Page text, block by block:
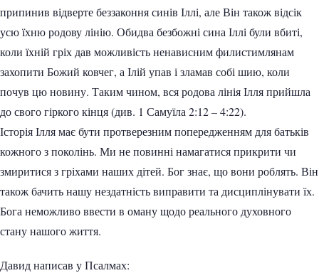
припинив відверте беззаконня синів Іллі, але Він також відсік
усю їхню родову лінію. Обидва безбожні сина Іллі були вбиті,
коли їхній гріх дав можливість ненависним филистимлянам
захопити Божий ковчег, а Ілій упав і зламав собі шию, коли
почув цю новину. Таким чином, вся родова лінія Ілля прийшла
до свого гіркого кінця (див. 1 Самуїла 2:12 – 4:22).
Історія Ілля має бути протверезним попередженням для батьків
кожного з поколінь. Ми не повинні намагатися прикрити чи
змиритися з гріхами наших дітей. Бог знає, що вони роблять. Він
також бачить нашу нездатність виправити та дисциплінувати їх.
Бога неможливо ввести в оману щодо реального духовного
стану нашого життя.
Давид написав у Псалмах: